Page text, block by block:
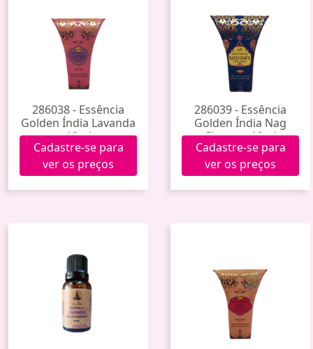
286038 - Essência
Golden Índia Lavanda
10ml
Cadastre-se para
ver os preços
286039 - Essência
Golden Índia Nag
Champa 10ml
Cadastre-se para
ver os preços